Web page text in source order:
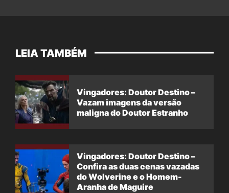
LEIA TAMBÉM
Vingadores: Doutor Destino –
Vazam imagens da versão
maligna do Doutor Estranho
Vingadores: Doutor Destino –
Confira as duas cenas vazadas
do Wolverine e o Homem-
Aranha de Maguire